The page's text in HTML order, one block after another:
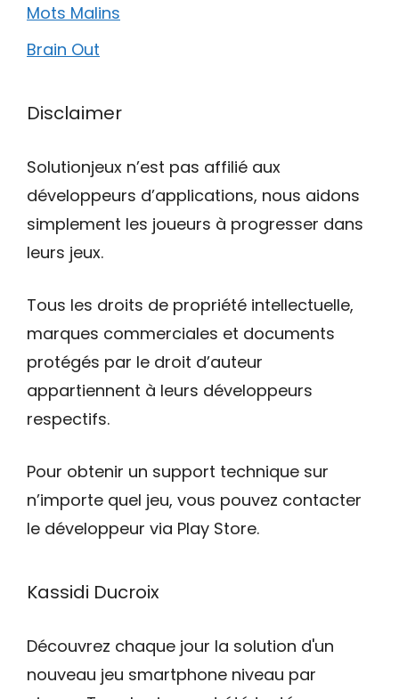
Mots Malins
Brain Out
Disclaimer
Solutionjeux n’est pas affilié aux
développeurs d’applications, nous aidons
simplement les joueurs à progresser dans
leurs jeux.
Tous les droits de propriété intellectuelle,
marques commerciales et documents
protégés par le droit d’auteur
appartiennent à leurs développeurs
respectifs.
Pour obtenir un support technique sur
n’importe quel jeu, vous pouvez contacter
le développeur via Play Store.
Kassidi Ducroix
Découvrez chaque jour la solution d'un
nouveau jeu smartphone niveau par